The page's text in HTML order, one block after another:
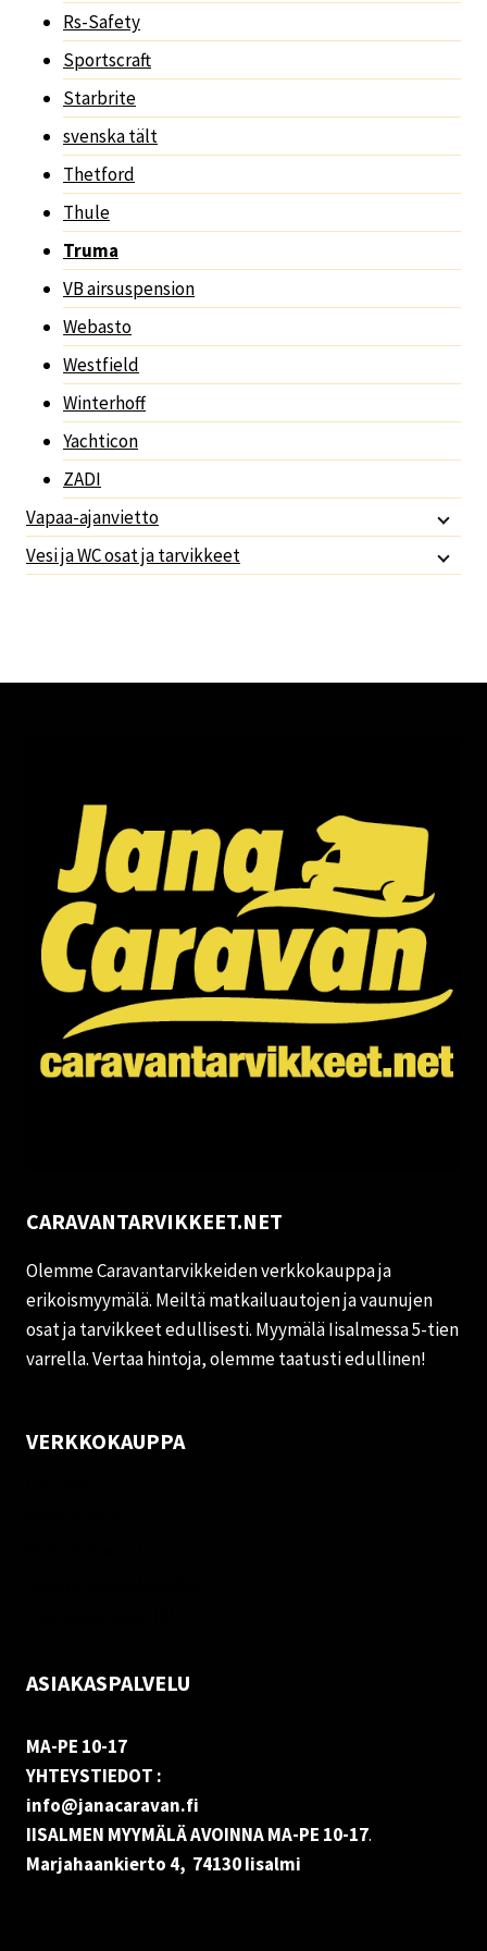
Rs-Safety
Sportscraft
Starbrite
svenska tält
Thetford
Thule
Truma
VB airsuspension
Webasto
Westfield
Winterhoff
Yachticon
ZADI
Vapaa-ajanvietto
Vesi ja WC osat ja tarvikkeet
CARAVANTARVIKKEET.NET
Olemme Caravantarvikkeiden verkkokauppa ja
erikoismyymälä. Meiltä matkailuautojen ja vaunujen
osat ja tarvikkeet edullisesti. Myymälä Iisalmessa 5-tien
varrella. Vertaa hintoja, olemme taatusti edullinen!
VERKKOKAUPPA
ASIAKASPALVELU
MA-PE 10-17
YHTEYSTIEDOT :
info@janacaravan.fi
IISALMEN MYYMÄLÄ AVOINNA MA-PE 10-17.
Marjahaankierto 4, 74130 Iisalmi